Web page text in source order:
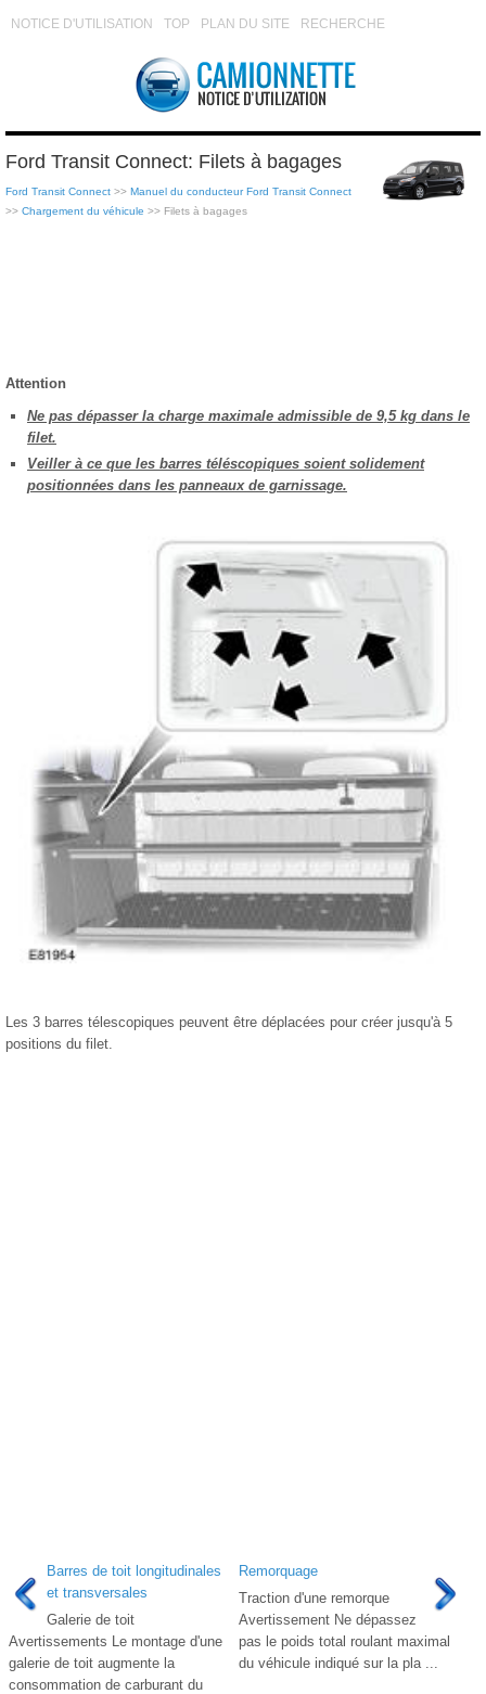
NOTICE D'UTILISATION TOP PLAN DU SITE RECHERCHE
Ford Transit Connect: Filets à bagages
Ford Transit Connect >> Manuel du conducteur Ford Transit Connect
>> Chargement du véhicule >> Filets à bagages
Attention
Ne pas dépasser la charge maximale admissible de 9,5 kg dans le
filet.
Veiller à ce que les barres téléscopiques soient solidement
positionnées dans les panneaux de garnissage.
Les 3 barres télescopiques peuvent être déplacées pour créer jusqu'à 5
positions du filet.
Barres de toit longitudinales
et transversales
Galerie de toit
Avertissements Le montage d'une
galerie de toit augmente la
consommation de carburant du
Remorquage
Traction d'une remorque
Avertissement Ne dépassez
pas le poids total roulant maximal
du véhicule indiqué sur la pla ...